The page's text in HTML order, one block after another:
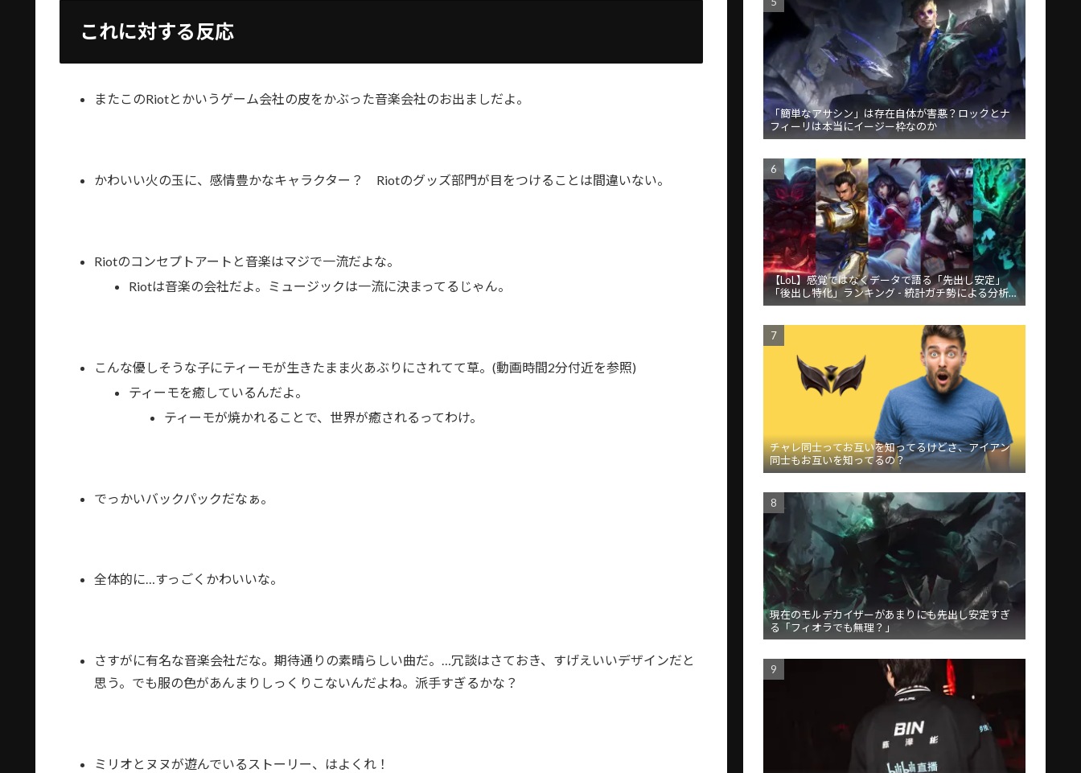
これに対する反応
またこのRiotとかいうゲーム会社の皮をかぶった音楽会社のお出ましだよ。
かわいい火の玉に、感情豊かなキャラクター？ Riotのグッズ部門が目をつけることは間違いない。
Riotのコンセプトアートと音楽はマジで一流だよな。
Riotは音楽の会社だよ。ミュージックは一流に決まってるじゃん。
こんな優しそうな子にティーモが生きたまま火あぶりにされてて草。(動画時間2分付近を参照)
ティーモを癒しているんだよ。
ティーモが焼かれることで、世界が癒されるってわけ。
でっかいバックパックだなぁ。
全体的に…すっごくかわいいな。
さすがに有名な音楽会社だな。期待通りの素晴らしい曲だ。…冗談はさておき、すげえいいデザインだと
思う。でも服の色があんまりしっくりこないんだよね。派手すぎるかな？
ミリオとヌヌが遊んでいるストーリー、はよくれ！
「簡単なアサシン」は存在自体が害悪？ロックとナ
フィーリは本当にイージー枠なのか
【LoL】感覚ではなくデータで語る「先出し安定」
「後出し特化」ランキング - 統計ガチ勢による分析が
話題
チャレ同士ってお互いを知ってるけどさ、アイアン
同士もお互いを知ってるの？
現在のモルデカイザーがあまりにも先出し安定すぎ
る「フィオラでも無理？」